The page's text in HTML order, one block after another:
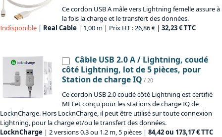
Ce cordon USB A mâle vers Lightning femelle assure à
la fois la charge et le transfert des données.
Indisponible | Real Cable | 1,00 m | Prix HT : 26,86 € | 32,23 € TTC
Câble USB 2.0 A / Lightning, coudé
côté Lightning, lot de 5 pièces, pour
Station de charge IQ / 20
Ce cordon USB 2.0 coudé côté Lightning est certifié
MFI et conçu pour les stations de charge IQ de
LocknCharge. Hors LocknCharge, il peut être utilisé sur toute connexion
Lightning, pour la charge et/ou le transfert des données.
LocknCharge | 2 versions 0.3 ou 1.2 m, 5 pièces | 84,42 ou 173,17 € TTC